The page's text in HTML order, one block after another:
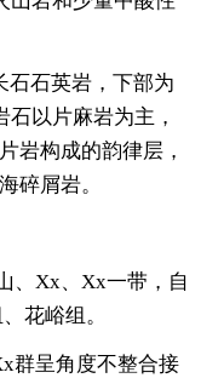
石石英岩，下部为
以片麻岩为主，
岩构成的韵律层，
碎屑岩。
、Xx、Xx一带，自
花峪组。
群呈角度不整合接